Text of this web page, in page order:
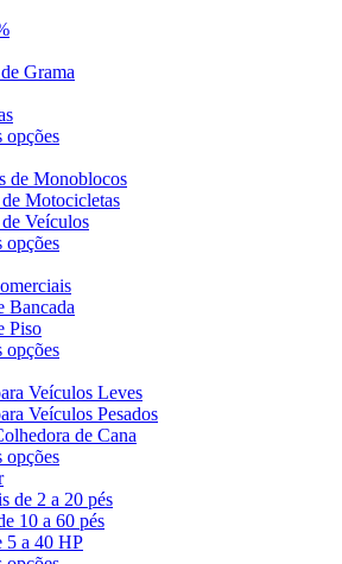
Grama
opções
de Monoblocos
Motocicletas
Veículos
opções
Bancada
Piso
opções
Veículos Leves
Veículos Pesados
de Cana
opções
de 2 a 20 pés
10 a 60 pés
5 a 40 HP